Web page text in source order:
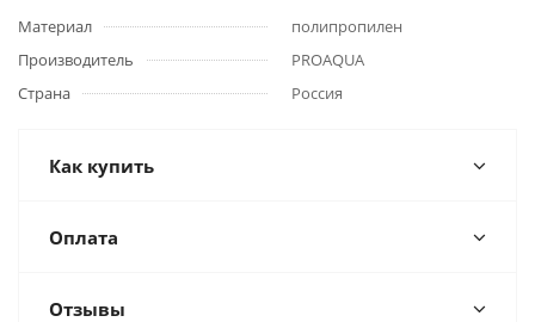
Материал
полипропилен
Производитель
PROAQUA
Страна
Россия
Как купить
Оплата
Отзывы